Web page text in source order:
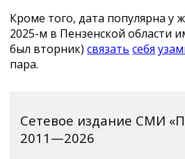
Кроме того, дата популярна у
2025-м в Пензенской области
был вторник)связать себя
пара.
Сетевое издание СМИ
2011—2026